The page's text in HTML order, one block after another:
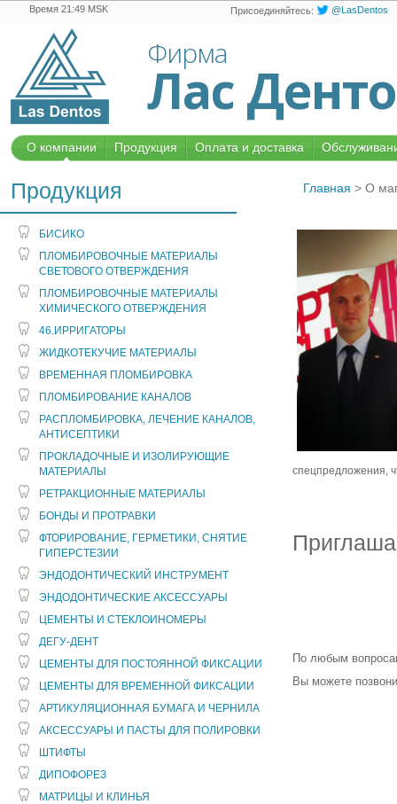
Время 21:49 MSK Присоединяйтесь: @LasDentos
Фирма
Лас
О компании Продукция Оплата и доставка
Продукция
БИСИКО
ПЛОМБИРОВОЧНЫЕ МАТЕРИАЛЫ
СВЕТОВОГО ОТВЕРЖДЕНИЯ
ПЛОМБИРОВОЧНЫЕ МАТЕРИАЛЫ
ХИМИЧЕСКОГО ОТВЕРЖДЕНИЯ
46.ИРРИГАТОРЫ
ЖИДКОТЕКУЧИЕ МАТЕРИАЛЫ
ВРЕМЕННАЯ ПЛОМБИРОВКА
ПЛОМБИРОВАНИЕ КАНАЛОВ
РАСПЛОМБИРОВКА, ЛЕЧЕНИЕ КАНАЛОВ,
АНТИСЕПТИКИ
ПРОКЛАДОЧНЫЕ И ИЗОЛИРУЮЩИЕ
МАТЕРИАЛЫ
РЕТРАКЦИОННЫЕ МАТЕРИАЛЫ
БОНДЫ И ПРОТРАВКИ
ФТОРИРОВАНИЕ, ГЕРМЕТИКИ, СНЯТИЕ
ГИПЕРСТЕЗИИ
ЭНДОДОНТИЧЕСКИЙ ИНСТРУМЕНТ
ЭНДОДОНТИЧЕСКИЕ АКСЕССУАРЫ
ЦЕМЕНТЫ И СТЕКЛОИНОМЕРЫ
ДЕГУ-ДЕНТ
ЦЕМЕНТЫ ДЛЯ ПОСТОЯННОЙ ФИКСАЦИИ
ЦЕМЕНТЫ ДЛЯ ВРЕМЕННОЙ ФИКСАЦИИ
АРТИКУЛЯЦИОННАЯ БУМАГА И ЧЕРНИЛА
АКСЕССУАРЫ И ПАСТЫ ДЛЯ ПОЛИРОВКИ
ШТИФТЫ
ДИПОФОРЕЗ
МАТРИЦЫ И КЛИНЬЯ
Главная > О
спецпредложения,
По любым
Вы можете